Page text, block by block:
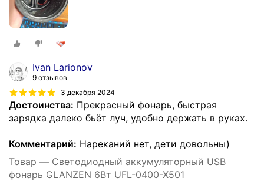
Ivan Larionov
9 отзывов
3 декабря 2024
Достоинства: Прекрасный фонарь, быстрая
зарядка далеко бьёт луч, удобно держать в руках.
Комментарий: Нареканий нет, дети довольны)
Товар — Светодиодный аккумуляторный USB
фонарь GLANZEN 6Вт UFL-0400-X501